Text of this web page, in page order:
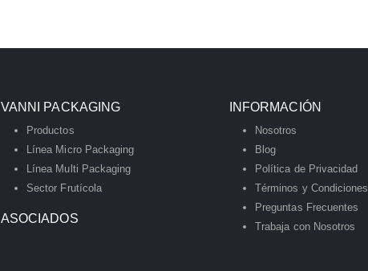
VANNI PACKAGING
Productos
Línea Micro Packaging
Línea Multi Packaging
Sector Frutícola
ASOCIADOS
INFORMACIÓN
Nosotros
Blog
Política de Privacidad
Términos y Condiciones
Preguntas Frecuentes
Trabaja con Nosotros